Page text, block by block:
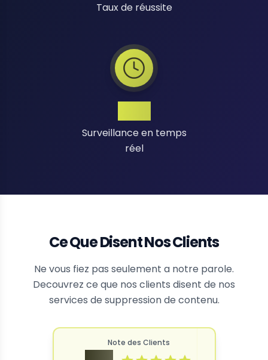
Taux de réussite
Surveillance en temps
réel
Ce Que Disent Nos Clients
Ne vous fiez pas seulement a notre parole.
Decouvrez ce que nos clients disent de nos
services de suppression de contenu.
Note des Clients